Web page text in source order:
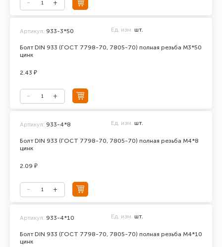
Болт DIN 933 (ГОСТ 7798-70, 7805-70) полная резьба М3*50
цинк
Артикул: 933-3*50 Ед. изм. шт.
2.43 ₽
Болт DIN 933 (ГОСТ 7798-70, 7805-70) полная резьба М4*8
цинк
Артикул: 933-4*8 Ед. изм. шт.
2.09 ₽
Болт DIN 933 (ГОСТ 7798-70, 7805-70) полная резьба М4*10
цинк
Артикул: 933-4*10 Ед. изм. шт.